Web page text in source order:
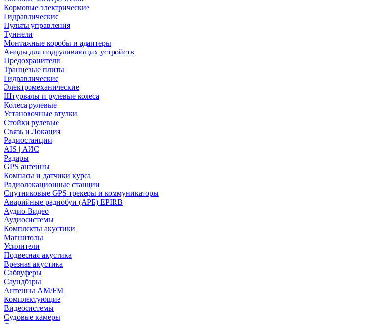
Кормовые электрические
Гидравлические
Пульты управления
Туннели
Монтажные коробы и адаптеры
Аноды для подруливающих устройств
Предохранители
Транцевые плиты
Гидравлические
Электромеханические
Штурвалы и рулевые колеса
Колеса рулевые
Установочные втулки
Стойки рулевые
Связь и Локация
Радиостанции
AIS | АИС
Радары
GPS антенны
Компасы и датчики курса
Радиолокационные станции
Спутниковые GPS трекеры и коммуникаторы
Аварийные радиобуи (АРБ) EPIRB
Аудио-Видео
Аудиосистемы
Комплекты акустики
Магнитолы
Усилители
Подвесная акустика
Врезная акустика
Сабвуферы
Саундбары
Антенны AM/FM
Комплектующие
Видеосистемы
Судовые камеры